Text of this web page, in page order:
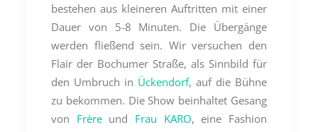
bestehen aus kleineren Auftritten mit einer
Dauer von 5-8 Minuten. Die Übergänge
werden fließend sein. Wir versuchen den
Flair der Bochumer Straße, als Sinnbild für
den Umbruch in Ückendorf, auf die Bühne
zu bekommen. Die Show beinhaltet Gesang
von Frèreund Frau KARO, eine Fashion